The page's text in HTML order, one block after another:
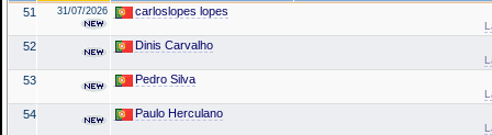
51 31/07/2026 carloslopes lopes
52 Dinis Carvalho
53 Pedro Silva
54 Paulo Herculano